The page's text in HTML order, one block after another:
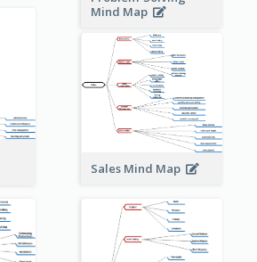
Mind Map
Sales Mind Map